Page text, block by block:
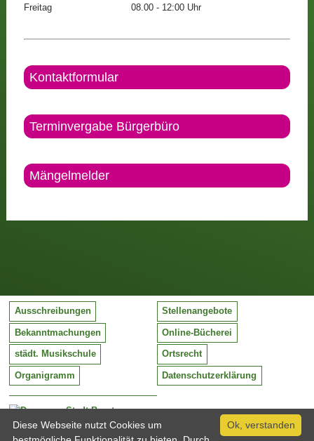
Freitag
08.00 - 12:00 Uhr
Kontaktformular
Terminvergabe Bürgerbüro
Mängelmelder
Stadt Barntrup
Mittelstraße 38
32683 Barntrup
Ausschreibungen Stellenangebote
Bekanntmachungen Online-Bücherei
städt. Musikschule Ortsrecht
Organigramm Datenschutzerklärung
Ok, verstanden
Diese Webseite nutzt Cookies um